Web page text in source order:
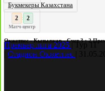
Букмекеры Казахстана
3 : 2
Матч-центр
Окжетпес - Кызылжар - Счет 3 : 2
Премьер лига 2025
Тур 11
Стадион Окжетпес